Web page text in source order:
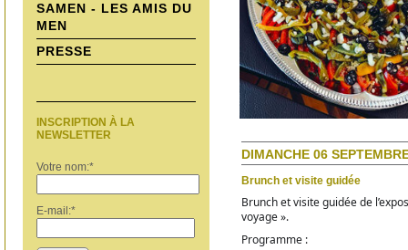
SAMEN - LES AMIS DU
MEN
PRESSE
INSCRIPTION À LA
NEWSLETTER
Votre nom:*
E-mail:*
DIMANCHE 06
Brunch et visite guidée
Brunch et visite guidée de
voyage ».
Programme :